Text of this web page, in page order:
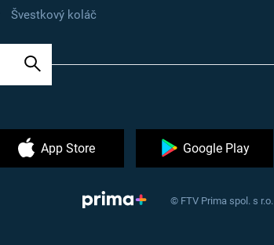
Švestkový koláč
App Store Google Play
© FTV Prima spol. s r.o.